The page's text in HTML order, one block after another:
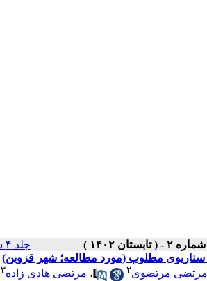
جلد ۴ شماره ۲ صفحات ۲۶-۱
مطلوب (مورد مطالعه؛ شهر قزوین)
مرتضوی۲ ، مرتضی هادی زاده۳